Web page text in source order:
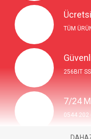
TÜM
256BIT
7/24
0544